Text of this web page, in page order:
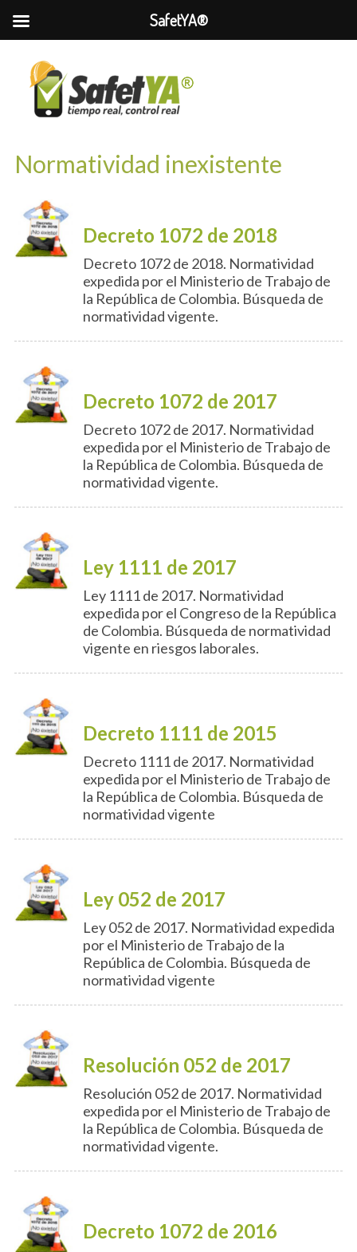
Normatividad inexistente
Decreto 1072 de 2018
Decreto 1072 de 2018. Normatividad
expedida por el Ministerio de Trabajo de
la República de Colombia. Búsqueda de
normatividad vigente.
Decreto 1072 de 2017
Decreto 1072 de 2017. Normatividad
expedida por el Ministerio de Trabajo de
la República de Colombia. Búsqueda de
normatividad vigente.
Ley 1111 de 2017
Ley 1111 de 2017. Normatividad
expedida por el Congreso de la República
de Colombia. Búsqueda de normatividad
vigente en riesgos laborales.
Decreto 1111 de 2015
Decreto 1111 de 2017. Normatividad
expedida por el Ministerio de Trabajo de
la República de Colombia. Búsqueda de
normatividad vigente
Ley 052 de 2017
Ley 052 de 2017. Normatividad expedida
por el Ministerio de Trabajo de la
República de Colombia. Búsqueda de
normatividad vigente
Resolución 052 de 2017
Resolución 052 de 2017. Normatividad
expedida por el Ministerio de Trabajo de
la República de Colombia. Búsqueda de
normatividad vigente.
Decreto 1072 de 2016
SafetYA®